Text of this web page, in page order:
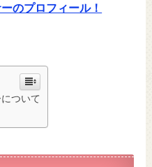
のプロフィール！
ついて